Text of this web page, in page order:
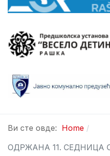
Ви сте овде: Home
ОДРЖАНА 11. СЕДНИЦА